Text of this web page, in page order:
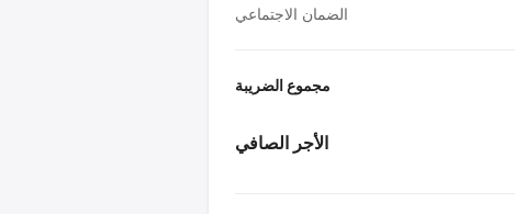
الضمان الاجتماعي
مجموع الضريبة
الأجر الصافي